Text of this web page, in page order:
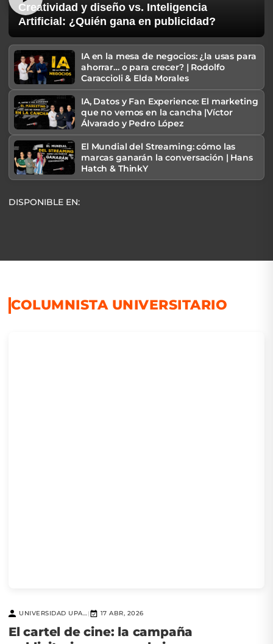
Creatividad y diseño vs. Inteligencia
Artificial: ¿Quién gana en publicidad?
IA en la mesa de negocios: ¿la usas para
ahorrar… o para crecer? | Rodolfo
Caraccioli & Elda Morales
IA, Datos y Fan Experience: El marketing
que no vemos en la cancha |Víctor
Álvarado y Pedro López
El Mundial del Streaming: cómo las
marcas ganarán la conversación | Hans
Hatch & ThinkY
DISPONIBLE EN:
COLUMNISTA UNIVERSITARIO
UNIVERSIDAD UPAEP | 17 ABR, 2026
El cartel de cine: la campaña